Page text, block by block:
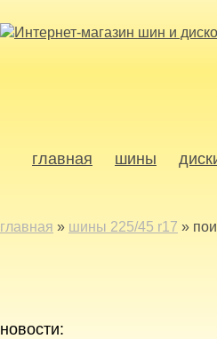
главная шины
главная » шины 225/45 r17 »
новости: